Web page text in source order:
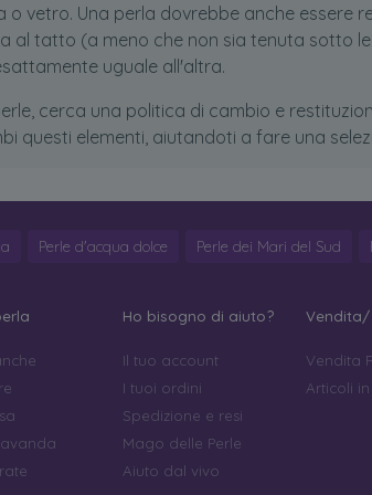
o vetro. Una perla dovrebbe anche essere
al tatto (a meno che non sia tenuta sotto
uguale all'altra.
cerca una politica di cambio e
questi elementi, aiutandoti a fare una
Perle d'acqua dolce Perle dei Mari del Sud
Ho bisogno di aiuto?
Il tuo account
I tuoi ordini
Spedizione e resi
Mago delle Perle
Aiuto dal vivo
Vendita/
Vendita
Articoli